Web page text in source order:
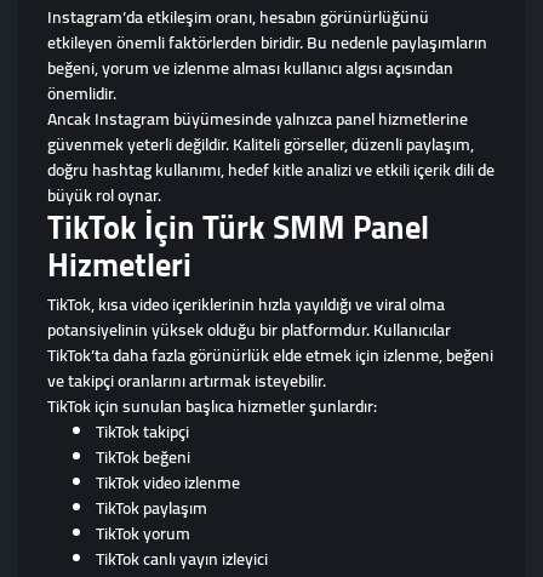
Instagram’da etkileşim oranı, hesabın görünürlüğünü
etkileyen önemli faktörlerden biridir. Bu nedenle paylaşımların
beğeni, yorum ve izlenme alması kullanıcı algısı açısından
önemlidir.
Ancak Instagram büyümesinde yalnızca panel hizmetlerine
güvenmek yeterli değildir. Kaliteli görseller, düzenli paylaşım,
doğru hashtag kullanımı, hedef kitle analizi ve etkili içerik dili de
büyük rol oynar.
TikTok İçin Türk SMM Panel
Hizmetleri
TikTok, kısa video içeriklerinin hızla yayıldığı ve viral olma
potansiyelinin yüksek olduğu bir platformdur. Kullanıcılar
TikTok’ta daha fazla görünürlük elde etmek için izlenme, beğeni
ve takipçi oranlarını artırmak isteyebilir.
TikTok için sunulan başlıca hizmetler şunlardır:
TikTok takipçi
TikTok beğeni
TikTok video izlenme
TikTok paylaşım
TikTok yorum
TikTok canlı yayın izleyici